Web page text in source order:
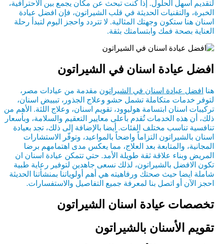
لتقديم أسهل الحلول. إذا كنت تبحث عن مكان يجمع بين الاحترافية،
الخبرة، والتقنيات الحديثة في قلب الشيراتون، فإن افضل عيادة
اسنان هنا ستكون وجهتك المثالية. لا تتردد واحجز اليوم لتبدأ رحلة
العناية بصحة فمك وابتسامتك بثقة.
افضل عيادة اسنان في الشيراتون
هنا افضل عيادة اسنان في الشيراتون مقدمة من عيادات مصر،
لتوفر خدمات متكاملة تشمل حشو وعلاج الجذور، تبييض اسنان،
تركيبات اسنان ابتسامة هوليوود، تقويم اسنان، وعلاج اللثة. الأهم من
ذلك، أن هذه الخدمات تُقدم بأعلى معايير التعقيم والسلامة، وبأسعار
تنافسية تناسب مختلف الفئات. أيضا بالإضافة إلى ذلك، تجد بعيادة
اسنان بالشيراتون التزاماً واضحاً بالمواعيد، وتوفّر الاستشارات
المجانية، والمتابعة بعد العلاج، مما يعكس مدى اهتمامهم برضا
المريض وبناء علاقة ثقة طويلة الأمد. حتي تتمكن عيادة اسنان ان
تكون الافضل بالشيراتون، لذلك نسعى جاهدين لتوفير رعاية طبية
شاملة ايضا حيث صحتك ورفاهيته هي أهم أولوياتنا بمنشأتنا الحديثة
احجز الآن أو اتصل بنا لمعرفة جميع التفاصيل والاستفسارات.
تخصصات عيادة اسنان الشيراتون
تقويم الأسنان بالشيراتون